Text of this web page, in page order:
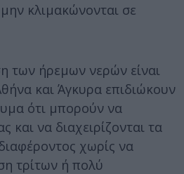
κλιμακώνονται σε
των ήρεμων νερών είναι
και Άγκυρα επιδιώκουν
ότι μπορούν να
και να διαχειρίζονται τα
χωρίς να
τρίτων ή πολύ